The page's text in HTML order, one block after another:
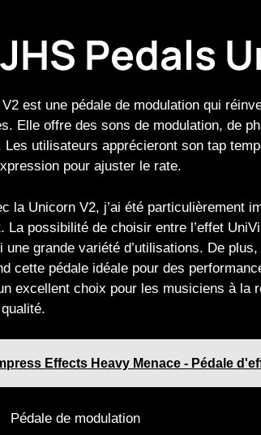
Pedals
est une pédale de modulation qui
Elle offre des sons de modulation, de
Les utilisateurs apprécieront son tap
pour ajuster le rate.
la Unicorn V2, j’ai été particulièrement
La possibilité de choisir entre l’effet
grande variété d’utilisations. De
cette pédale idéale pour des
excellent choix pour les musiciens à la
Effects Heavy Menace - Pédale
Pédale de modulation